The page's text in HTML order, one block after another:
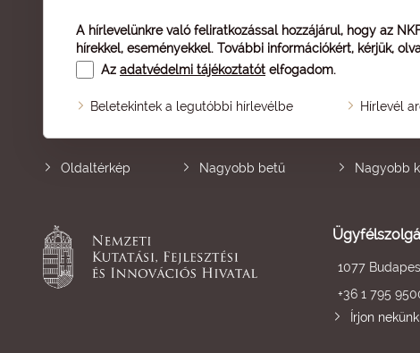
A hírlevelünkre való feliratkozással hozzájárul, hogy az
hírekkel, eseményekkel. További információkért, kérjük,
Az adatvédelmi tájékoztatót elfogadom.
Beletekintek a legutóbbi hírlevélbe Hírlevél
Oldaltérkép Nagyobb betű Nagyobb
1077
+36 1 795
Írjon nekünk